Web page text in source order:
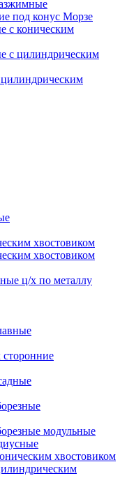
под конус Морзе
с коническим
с цилиндрическим
хвостовиком
хвостовиком
ц/х по металлу
модульные
хвостовиком